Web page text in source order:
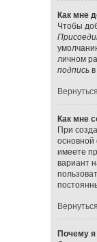
Как мне
Чтобы
личном
подписьв
Как мне
При
основной
имеете
вариант
Почему я